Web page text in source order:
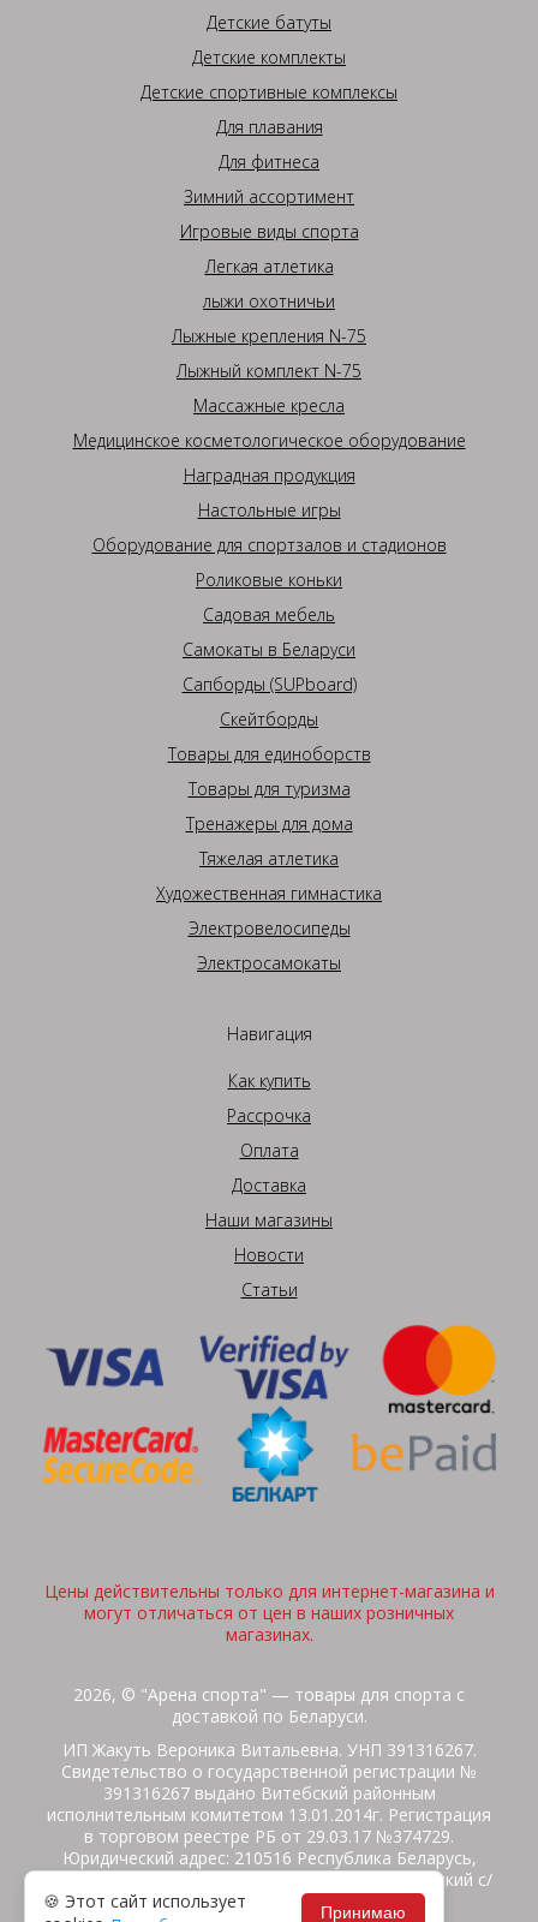
Детские батуты
Детские комплекты
Детские спортивные комплексы
Для плавания
Для фитнеса
Зимний ассортимент
Игровые виды спорта
Легкая атлетика
лыжи охотничьи
Лыжные крепления N-75
Лыжный комплект N-75
Массажные кресла
Медицинское косметологическое оборудование
Наградная продукция
Настольные игры
Оборудование для спортзалов и стадионов
Роликовые коньки
Садовая мебель
Самокаты в Беларуси
Сапборды (SUPboard)
Скейтборды
Товары для единоборств
Товары для туризма
Тренажеры для дома
Тяжелая атлетика
Художественная гимнастика
Электровелосипеды
Электросамокаты
Навигация
Как купить
Рассрочка
Оплата
Доставка
Наши магазины
Новости
Статьи
Цены действительны только для интернет-магазина и
могут отличаться от цен в наших розничных
магазинах.
2026, © "Арена спорта" — товары для спорта с
доставкой по Беларуси.
ИП Жакуть Вероника Витальевна. УНП 391316267.
Свидетельство о государственной регистрации №
391316267 выдано Витебский районным
исполнительным комитетом 13.01.2014г. Регистрация
в торговом реестре РБ от 29.03.17 №374729.
Юридический адрес: 210516 Республика Беларусь,
Витебская область, Витебский район, Бабиничский с/
с, аг.Ольгово, ул.Школьная
🍪 Этот сайт использует
Принимаю